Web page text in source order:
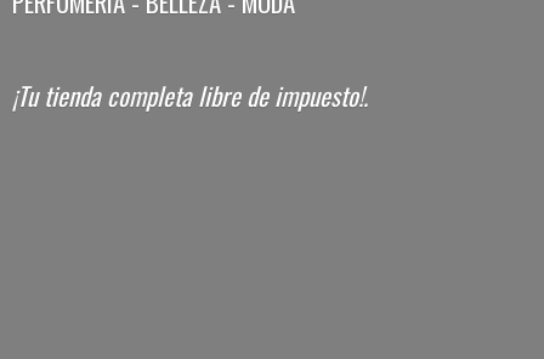
¡Tu tienda completa librede impuesto!.